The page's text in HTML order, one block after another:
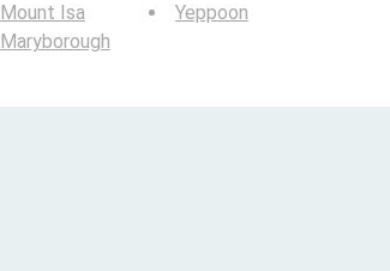
Mount Isa
Maryborough
Yeppoon